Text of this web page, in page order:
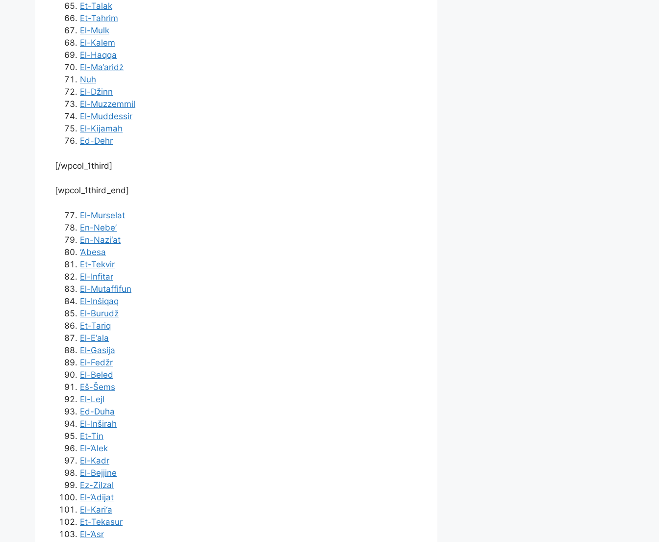
Et-Talak
Et-Tahrim
El-Mulk
El-Kalem
El-Haqqa
El-Ma‘aridž
Nuh
El-Džinn
El-Muzzemmil
El-Muddessir
El-Kijamah
Ed-Dehr
[/wpcol_1third]
[wpcol_1third_end]
El-Murselat
En-Nebe’
En-Nazi‘at
‘Abesa
Et-Tekvir
El-Infitar
El-Mutaffifun
El-Inšiqaq
El-Burudž
Et-Tariq
El-E‘ala
El-Gasija
El-Fedžr
El-Beled
Eš-Šems
El-Lejl
Ed-Duha
El-Inširah
Et-Tin
El-‘Alek
El-Kadr
El-Bejjine
Ez-Zilzal
El-‘Adijat
El-Kari‘a
Et-Tekasur
El-‘Asr